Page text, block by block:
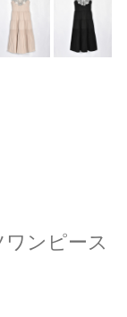
ンピース